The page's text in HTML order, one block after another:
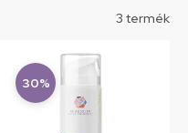
3 termék
30%